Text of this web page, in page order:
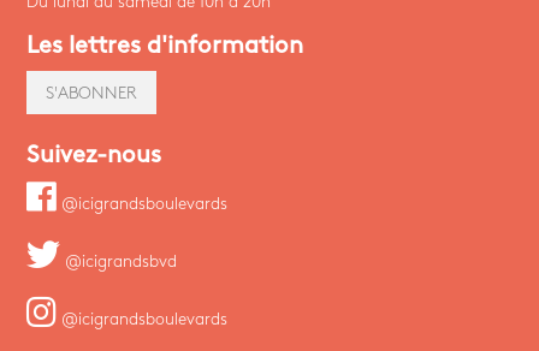
Les lettres d'information
S'ABONNER
Suivez-nous
@icigrandsboulevards
@icigrandsbvd
@icigrandsboulevards